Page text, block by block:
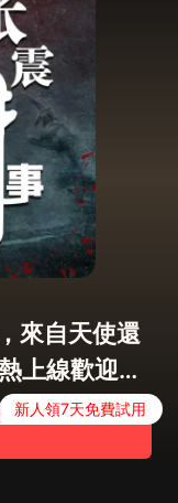
來自天使還
上線歡迎收
新人領7天免費試用